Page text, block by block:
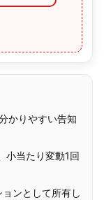
かりやすい告知
小当たり変動1回
ンとして所有し